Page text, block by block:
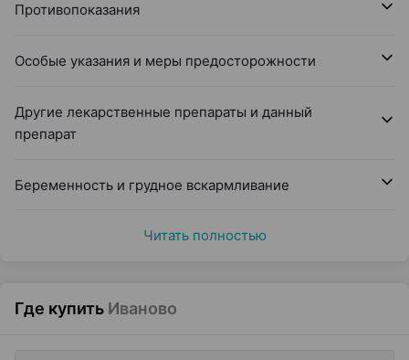
Противопоказания
Особые указания и меры предосторожности
Другие лекарственные препараты и данный
препарат
Беременность и грудное вскармливание
Читать полностью
Где купить Иваново